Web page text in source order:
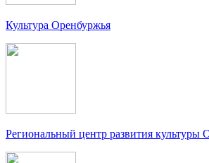
Культура Оренбуржья
Региональный центр развития культуры